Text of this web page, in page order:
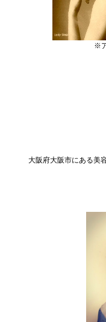
※
大阪府大阪市にある美